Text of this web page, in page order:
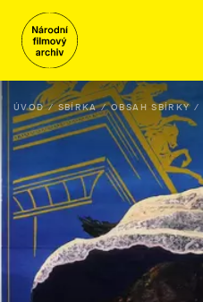
ÚVOD SBÍRKA OBSAH SBÍRKY